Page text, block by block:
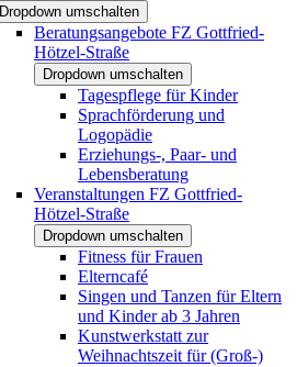
Dropdown umschalten
Beratungsangebote FZ Gottfried-
Hötzel-Straße
Dropdown umschalten
Tagespflege für Kinder
Sprachförderung und
Logopädie
Erziehungs-, Paar- und
Lebensberatung
Veranstaltungen FZ Gottfried-
Hötzel-Straße
Dropdown umschalten
Fitness für Frauen
Elterncafé
Singen und Tanzen für Eltern
und Kinder ab 3 Jahren
Kunstwerkstatt zur
Weihnachtszeit für (Groß-)